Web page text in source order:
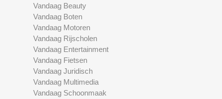
Vandaag Beauty
Vandaag Boten
Vandaag Motoren
Vandaag Rijscholen
Vandaag Entertainment
Vandaag Fietsen
Vandaag Juridisch
Vandaag Multimedia
Vandaag Schoonmaak